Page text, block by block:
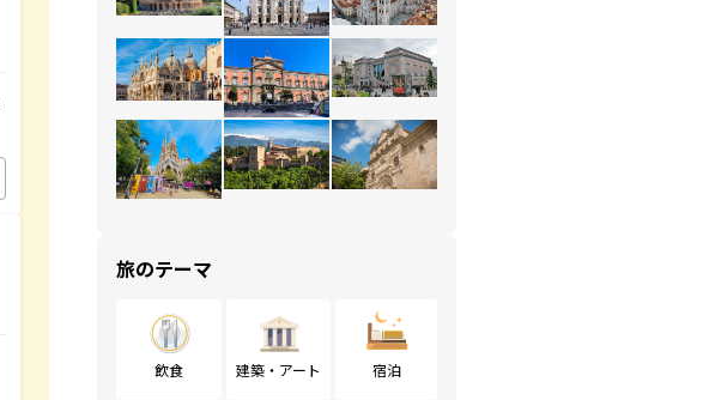
旅のテーマ
飲食 建築・アート 宿泊